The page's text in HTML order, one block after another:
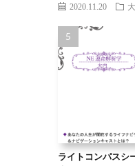
2020.11.20
ライトコンパス